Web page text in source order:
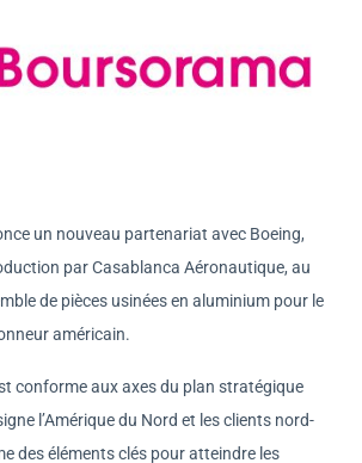
un nouveau partenariat avec Boeing,
par Casablanca Aéronautique, au
de pièces usinées en aluminium pour le
américain.
conforme aux axes du plan stratégique
l’Amérique du Nord et les clients nord-
des éléments clés pour atteindre les